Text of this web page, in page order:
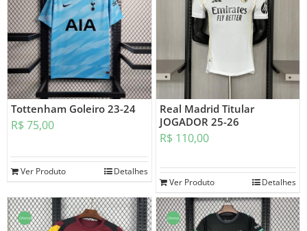
Tottenham Goleiro 23-24
R$ 75,00
Ver Produto Detalhes
Real Madrid Titular
JOGADOR 25-26
R$ 110,00
Ver Produto Detalhes
Oferta! Oferta!